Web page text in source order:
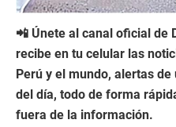
📲 Únete al canal oficial de
recibe en tu celular las
Perú y el mundo, alertas
del día, todo de forma
fuera de la información.